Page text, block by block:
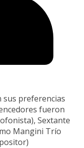
preferencias
fueron
Sextante
Mangini Trío